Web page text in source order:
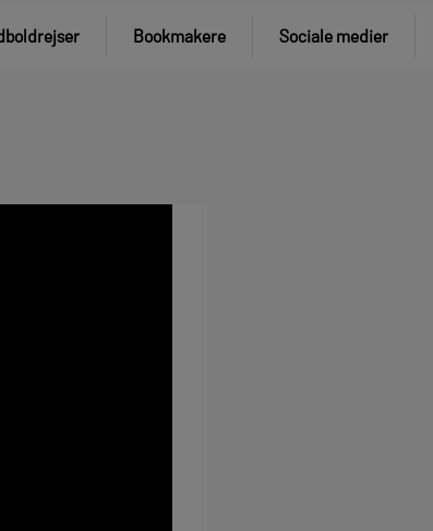
Bookmakere Sociale medier